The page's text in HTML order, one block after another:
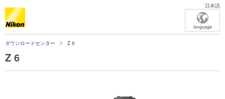
日本語
language
ダウンロードセンター Z 6
Z 6